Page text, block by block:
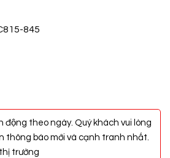
845
động theo ngày. Quý khách vui lòng
thông báo mới và cạnh tranh nhất.
trường